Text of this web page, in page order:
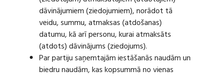
dāvinājumiem (ziedojumiem), norādot tā
veidu, summu, atmaksas (atdošanas)
datumu, kā arī personu, kurai atmaksāts
(atdots) dāvinājums (ziedojums).
Par partiju saņemtajām iestāšanās naudām un
biedru naudām, kas kopsummā no vienas